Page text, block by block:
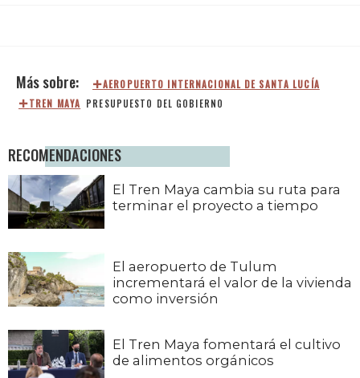
AEROPUERTO INTERNACIONAL DE SANTA LUCÍA
TREN MAYA PRESUPUESTO DEL GOBIERNO
RECOMENDACIONES
El Tren Maya cambia su ruta para
terminar el proyecto a tiempo
El aeropuerto de Tulum
incrementará el valor de la vivienda
como inversión
El Tren Maya fomentará el cultivo
de alimentos orgánicos